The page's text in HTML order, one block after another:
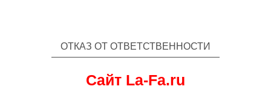
ОТКАЗ ОТ ОТВЕТСТВЕННОСТИ
Сайт La-Fa.ru